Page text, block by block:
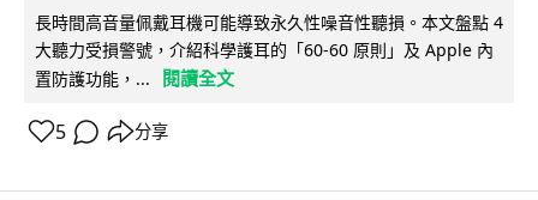
長時間高音量佩戴耳機可能導致永久性噪音性聽損。本文盤點 4
大聽力受損警號，介紹科學護耳的「60-60 原則」及 Apple 內
置防護功能，...
閱讀全文
5 分享